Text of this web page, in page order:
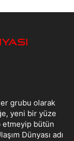
grubu olarak
yeni bir yüze
etmeyip bütün
Dünyası adı